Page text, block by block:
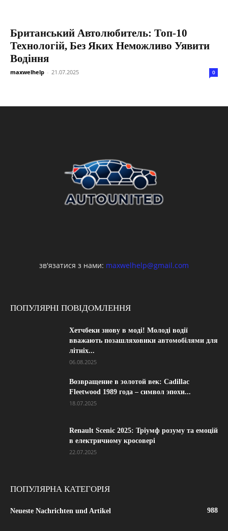
Британський Автолюбитель: Топ-10
Технологій, Без Яких Неможливо Уявити
Водіння
maxwelhelp - 21.07.2025 0
зв'язатися з нами: maxwelhelp@gmail.com
ПОПУЛЯРНІ ПОВІДОМЛЕННЯ
Хетчбеки знову в моді! Молоді водії
вважають позашляховики автомобілями для
літніх...
06.08.2025
Возвращение в золотой век: Cadillac
Fleetwood 1989 года – символ эпохи...
18.07.2025
Renault Scenic 2025: Тріумф розуму та емоцій
в електричному кросовері
22.07.2025
ПОПУЛЯРНА КАТЕГОРІЯ
Neueste Nachrichten und Artikel 988